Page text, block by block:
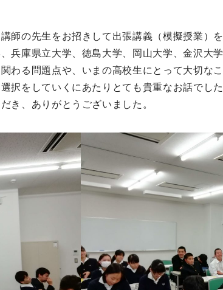
師の先生をお招きして出張講義（模擬授業）
兵庫県立大学、徳島大学、岡山大学、金沢大
わる問題点や、いまの高校生にとって大切な
択をしていくにあたりとても貴重なお話でし
き、ありがとうございました。